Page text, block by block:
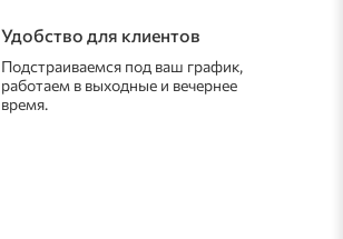
Удобство для клиентов
Подстраиваемся под ваш график,
работаем в выходные и вечернее
время.